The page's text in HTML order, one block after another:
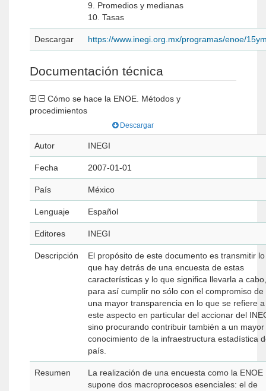
9. Promedios y medianas
10. Tasas
Descargar https://www.inegi.org.mx/programas/enoe/
Documentación técnica
procedimientos
Descargar
Autor INEGI
Fecha 2007-01-01
País México
Lenguaje Español
Editores INEGI
Descripción
El propósito de este documento es transmitir lo
que hay detrás de una encuesta de estas
características y lo que significa llevarla a cabo,
para así cumplir no sólo con el compromiso de
una mayor transparencia en lo que se refiere a
este aspecto en particular del accionar del
sino procurando contribuir también a un mayor
conocimiento de la infraestructura estadística
país.
Resumen
La realización de una encuesta como la ENOE
supone dos macroprocesos esenciales: el de